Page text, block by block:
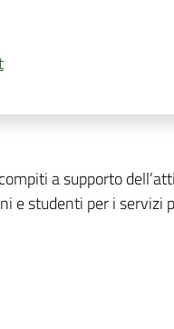
a supporto
e studenti per i servizi